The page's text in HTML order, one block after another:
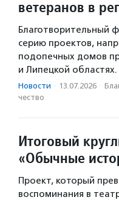
ветеранов в
Благотворительный
серию проектов,
подопечных домов
и Липецкой областях.
Новости · 13.07.2026 ·
чест­во
Итоговый
«Обычные
Проект, который
воспоминания в